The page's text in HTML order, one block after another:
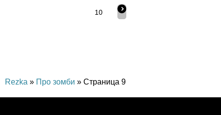
10
Rezka » Про зомби » Страница 9